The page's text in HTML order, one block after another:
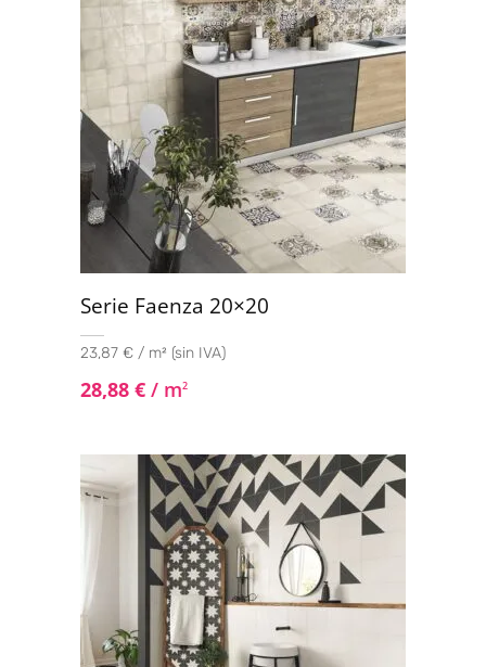
Serie Faenza 20×20
23,87 € / m² (sin IVA)
28,88 € / m2